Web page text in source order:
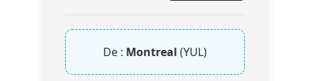
De : Montreal (YUL)